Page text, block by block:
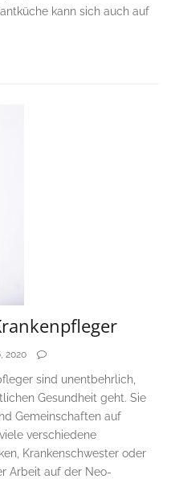
kann sich auch auf
2020
sind unentbehrlich,
Gesundheit geht. Sie
Gemeinschaften auf
verschiedene
Krankenschwester oder
Arbeit auf der Neo-